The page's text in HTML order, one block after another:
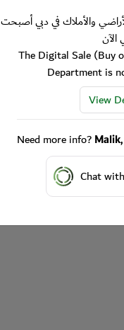
والأملاك في دبي أصبحت
The Digital Sale (Buy
Department is
View
Need more info?
Chat